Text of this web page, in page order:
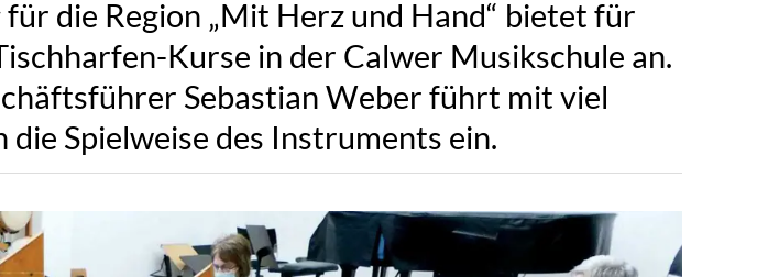
die Region „Mit Herz und Hand“ bietet für
Kurse in der Calwer Musikschule an.
Sebastian Weber führt mit viel
die Spielweise des Instruments ein.